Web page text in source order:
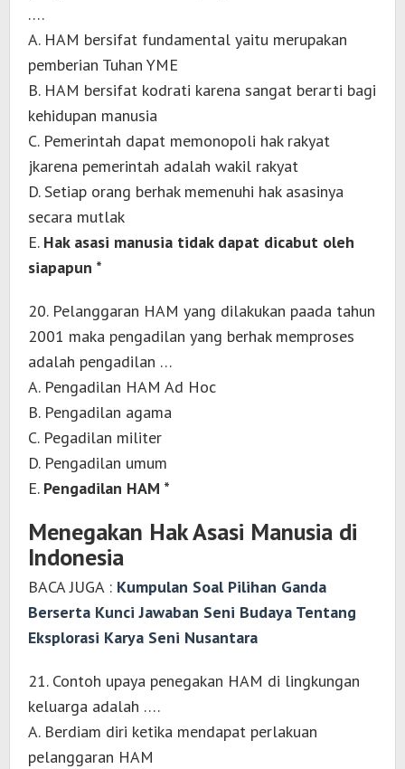
….
A. HAM bersifat fundamental yaitu merupakan
pemberian Tuhan YME
B. HAM bersifat kodrati karena sangat berarti bagi
kehidupan manusia
C. Pemerintah dapat memonopoli hak rakyat
jkarena pemerintah adalah wakil rakyat
D. Setiap orang berhak memenuhi hak asasinya
secara mutlak
E. Hak asasi manusia tidak dapat dicabut oleh
siapapun *
20. Pelanggaran HAM yang dilakukan paada tahun
2001 maka pengadilan yang berhak memproses
adalah pengadilan …
A. Pengadilan HAM Ad Hoc
B. Pengadilan agama
C. Pegadilan militer
D. Pengadilan umum
E. Pengadilan HAM *
Menegakan Hak Asasi Manusia di
Indonesia
BACA JUGA : Kumpulan Soal Pilihan Ganda
Berserta Kunci Jawaban Seni Budaya Tentang
Eksplorasi Karya Seni Nusantara
21. Contoh upaya penegakan HAM di lingkungan
keluarga adalah ….
A. Berdiam diri ketika mendapat perlakuan
pelanggaran HAM